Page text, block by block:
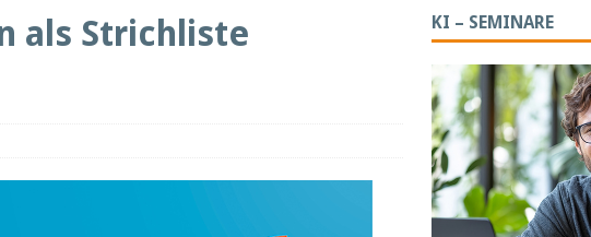
als Strichliste
KI – SEMINARE